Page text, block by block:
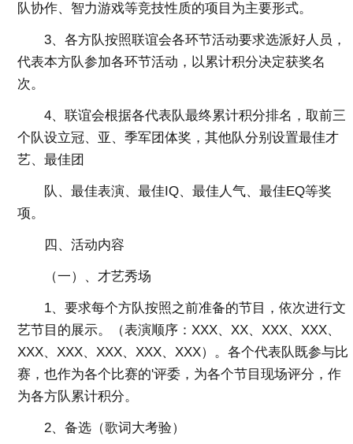
队协作、智力游戏等竞技性质的项目为主要形式。
3、各方队按照联谊会各环节活动要求选派好人员，
代表本方队参加各环节活动，以累计积分决定获奖名
次。
4、联谊会根据各代表队最终累计积分排名，取前三
个队设立冠、亚、季军团体奖，其他队分别设置最佳才
艺、最佳团
队、最佳表演、最佳IQ、最佳人气、最佳EQ等奖
项。
四、活动内容
（一）、才艺秀场
1、要求每个方队按照之前准备的节目，依次进行文
艺节目的展示。（表演顺序：XXX、XX、XXX、XXX、
XXX、XXX、XXX、XXX、XXX）。各个代表队既参与比
赛，也作为各个比赛的'评委，为各个节目现场评分，作
为各方队累计积分。
2、备选（歌词大考验）